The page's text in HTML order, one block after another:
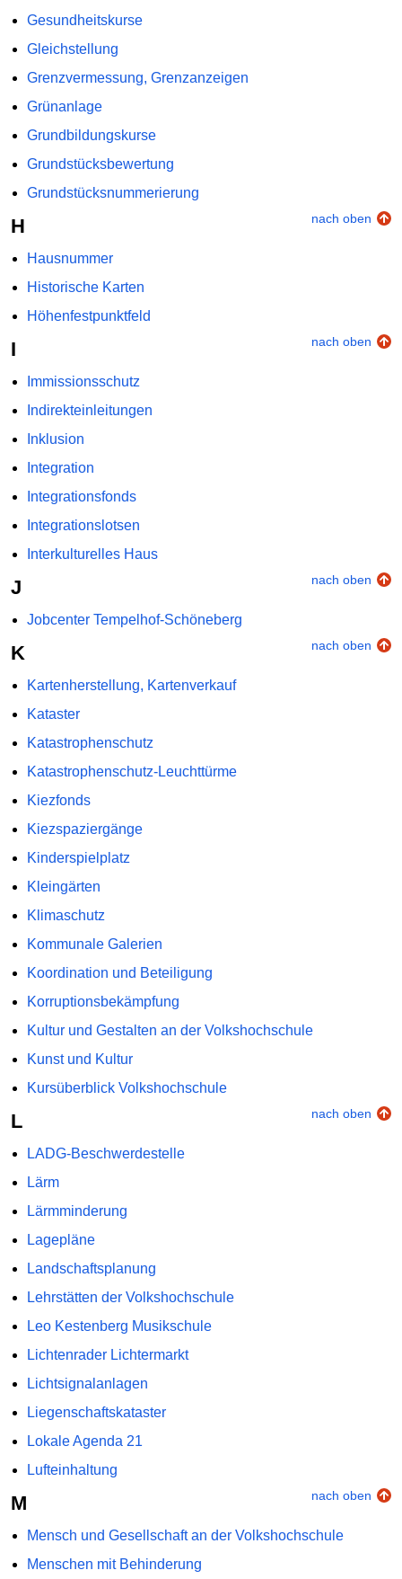
Gesundheitskurse
Gleichstellung
Grenzvermessung, Grenzanzeigen
Grünanlage
Grundbildungskurse
Grundstücksbewertung
Grundstücksnummerierung
H nach oben
Hausnummer
Historische Karten
Höhenfestpunktfeld
I nach oben
Immissionsschutz
Indirekteinleitungen
Inklusion
Integration
Integrationsfonds
Integrationslotsen
Interkulturelles Haus
J nach oben
Jobcenter Tempelhof-Schöneberg
K nach oben
Kartenherstellung, Kartenverkauf
Kataster
Katastrophenschutz
Katastrophenschutz-Leuchttürme
Kiezfonds
Kiezspaziergänge
Kinderspielplatz
Kleingärten
Klimaschutz
Kommunale Galerien
Koordination und Beteiligung
Korruptionsbekämpfung
Kultur und Gestalten an der Volkshochschule
Kunst und Kultur
Kursüberblick Volkshochschule
L nach oben
LADG-Beschwerdestelle
Lärm
Lärmminderung
Lagepläne
Landschaftsplanung
Lehrstätten der Volkshochschule
Leo Kestenberg Musikschule
Lichtenrader Lichtermarkt
Lichtsignalanlagen
Liegenschaftskataster
Lokale Agenda 21
Lufteinhaltung
M nach oben
Mensch und Gesellschaft an der Volkshochschule
Menschen mit Behinderung